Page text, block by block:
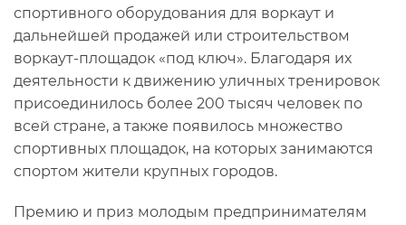
спортивного оборудования для воркаут и
дальнейшей продажей или строительством
воркаут-площадок «под ключ». Благодаря их
деятельности к движению уличных тренировок
присоединилось более 200 тысяч человек по
всей стране, а также появилось множество
спортивных площадок, на которых занимаются
спортом жители крупных городов.
Премию и приз молодым предпринимателям